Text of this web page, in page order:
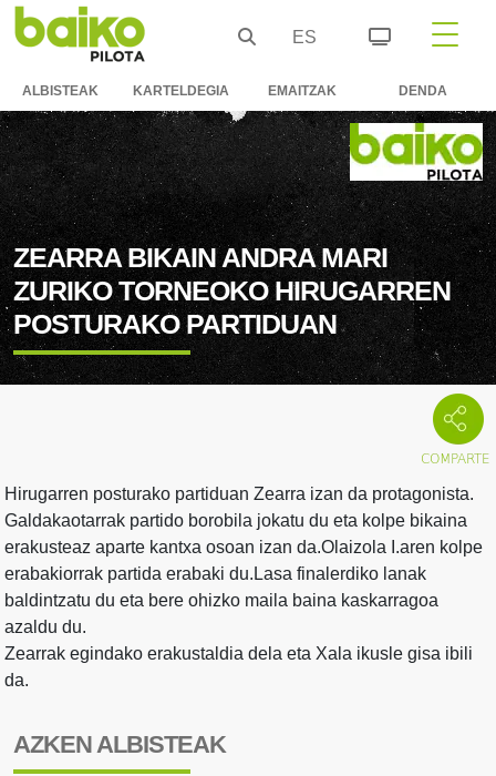
ES
ALBISTEAK KARTELDEGIA EMAITZAK DENDA
ZEARRA BIKAIN ANDRA MARI
ZURIKO TORNEOKO HIRUGARREN
POSTURAKO PARTIDUAN
Hirugarren posturako partiduan Zearra izan da protagonista.
Galdakaotarrak partido borobila jokatu du eta kolpe bikaina
erakusteaz aparte kantxa osoan izan da.Olaizola I.aren kolpe
erabakiorrak partida erabaki du.Lasa finalerdiko lanak
baldintzatu du eta bere ohizko maila baina kaskarragoa
azaldu du.
Zearrak egindako erakustaldia dela eta Xala ikusle gisa ibili
da.
AZKEN ALBISTEAK